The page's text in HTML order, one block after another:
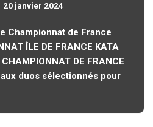
20 janvier 2024
Championnat de France
ÎLE DE FRANCE KATA
DE FRANCE
duos sélectionnés pour